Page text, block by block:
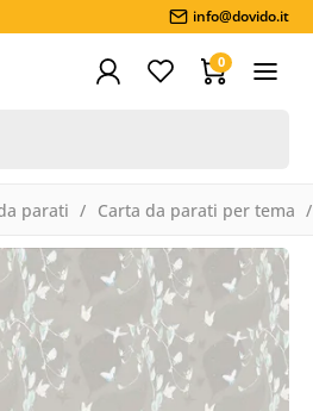
info@dovido.it
0
parati Carta da parati per tema